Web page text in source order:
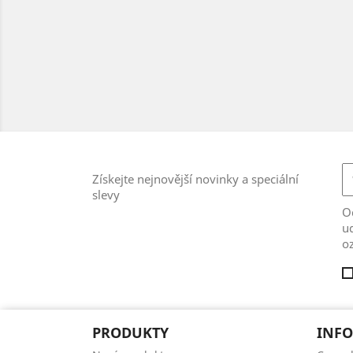
Získejte nejnovější novinky a speciální
slevy
PRODUKTY